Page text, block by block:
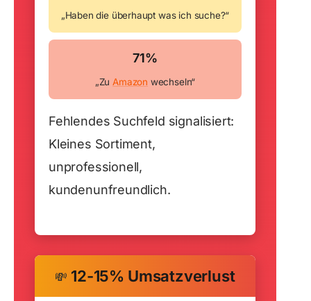
„Haben die überhaupt was ich suche?“
71%
„Zu Amazon wechseln“
Fehlendes Suchfeld signalisiert:
Kleines Sortiment,
unprofessionell,
kundenunfreundlich.
💸 12-15% Umsatzverlust